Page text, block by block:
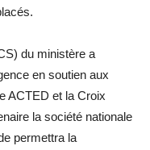
du ministère a
en soutien aux
ACTED et la Croix
la société nationale
permettra la